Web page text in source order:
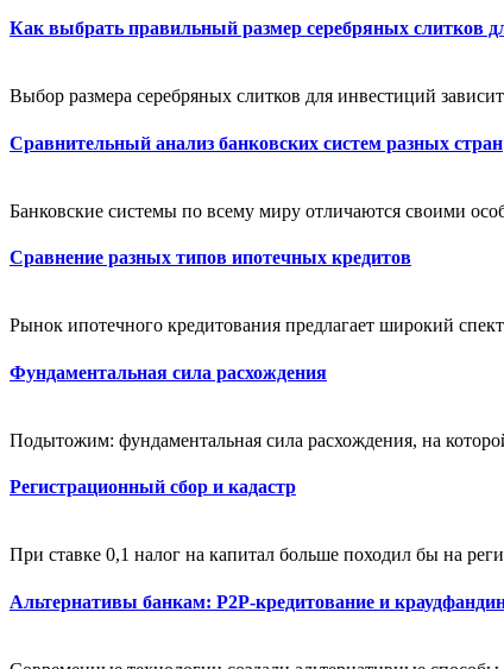
Как выбрать правильный размер серебряных слитков
Выбор размера серебряных слитков для инвестиций
Сравнительный анализ банковских систем разных стран
Банковские системы по всему миру отличаются своими
Сравнение разных типов ипотечных кредитов
Рынок ипотечного кредитования предлагает широкий
Фундаментальная сила расхождения
Подытожим: фундаментальная сила расхождения, на
Регистрационный сбор и кадастр
При ставке 0,1 налог на капитал больше походил бы на
Альтернативы банкам: P2P-кредитование и